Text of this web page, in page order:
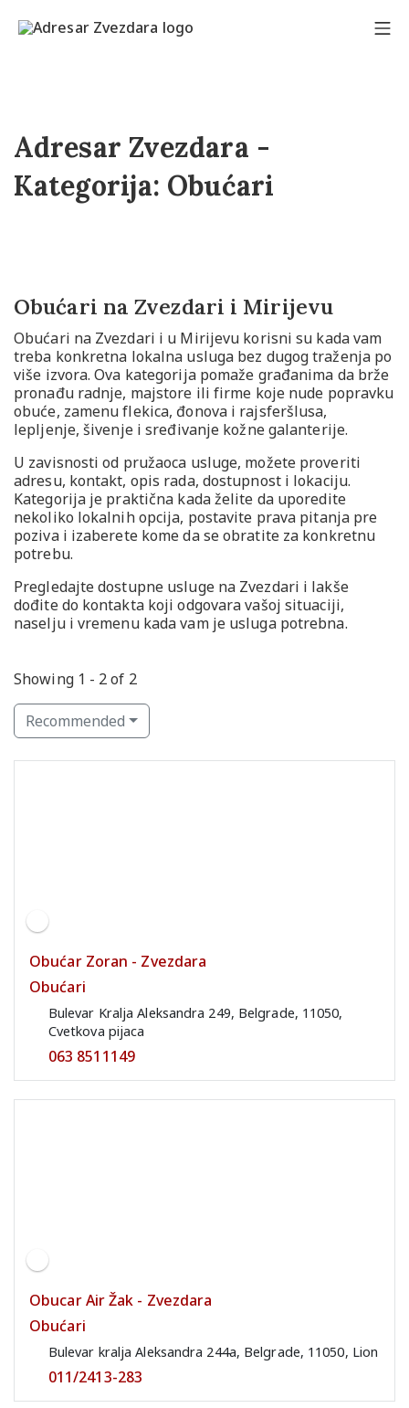
Adresar Zvezdara -
Kategorija: Obućari
Obućari na Zvezdari i Mirijevu
Obućari na Zvezdari i u Mirijevu korisni su kada vam
treba konkretna lokalna usluga bez dugog traženja po
više izvora. Ova kategorija pomaže građanima da brže
pronađu radnje, majstore ili firme koje nude popravku
obuće, zamenu flekica, đonova i rajsferšlusa,
lepljenje, šivenje i sređivanje kožne galanterije.
U zavisnosti od pružaoca usluge, možete proveriti
adresu, kontakt, opis rada, dostupnost i lokaciju.
Kategorija je praktična kada želite da uporedite
nekoliko lokalnih opcija, postavite prava pitanja pre
poziva i izaberete kome da se obratite za konkretnu
potrebu.
Pregledajte dostupne usluge na Zvezdari i lakše
dođite do kontakta koji odgovara vašoj situaciji,
naselju i vremenu kada vam je usluga potrebna.
Showing 1 - 2 of 2
Recommended
Obućar Zoran - Zvezdara
Obućari
Bulevar Kralja Aleksandra 249, Belgrade, 11050,
Cvetkova pijaca
063 8511149
Obucar Air Žak - Zvezdara
Obućari
Bulevar kralja Aleksandra 244a, Belgrade, 11050, Lion
011/2413-283